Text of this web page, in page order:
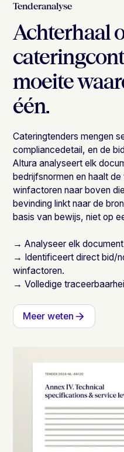
Tenderanalyse
Achterhaal
moeite
één.
Cateringtenders mengen
compliancedetail, en de
Altura analyseert elk
bedrijfsnormen en haalt
winfactoren naar boven
bevinding linkt naar de
basis van bewijs, niet op
→ Analyseer elk
→ Identificeert direct bid/
winfactoren.
→ Volledige
Meer weten